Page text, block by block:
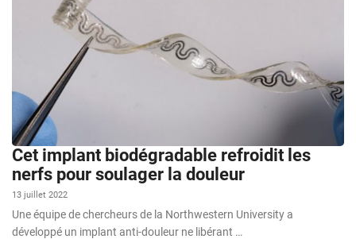
Cet implant biodégradable refroidit les
nerfs pour soulager la douleur
13 juillet 2022
Une équipe de chercheurs de la Northwestern University a
développé un implant anti-douleur ne libérant …